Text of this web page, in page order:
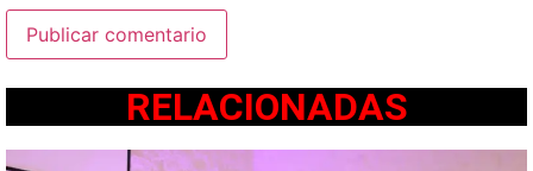
RELACIONADAS